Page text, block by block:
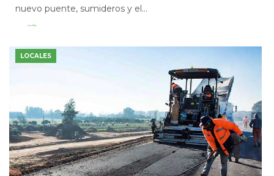
nuevo puente, sumideros y el...
Leer Más
LOCALES